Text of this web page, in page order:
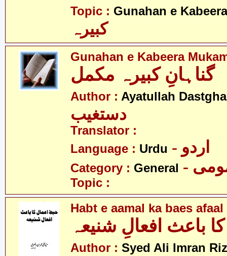
Topic : Gunahan e Kabeera
کبیرہ
Gunahan e Kabeera
گناہانِ کبیرہ مکمل
Author : Ayatullah
دستغیب
Translator :
Language : Urdu - اردو
Category : General
Topic :
Habt e aamal ka baes
باعث افعالِ شنیعہ
Author : Syed Ali Imran